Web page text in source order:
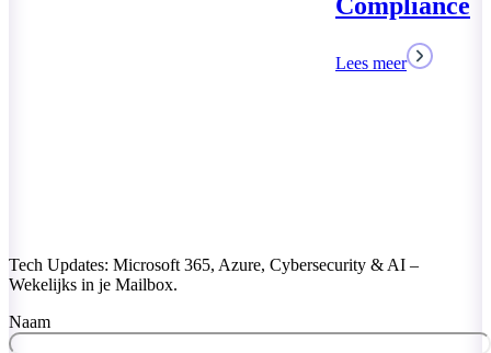
Tech Updates: Microsoft 365, Azure, Cybersecurity & AI –
Wekelijks in je Mailbox.
Naam